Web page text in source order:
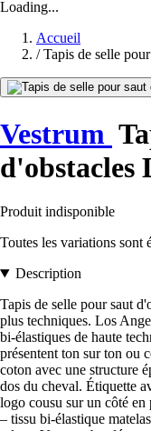
Loading...
Accueil
/ Tapis de selle
Vestrum
d'obstacles
Produit indisponible
Toutes les variations sont
Description
Tapis de selle pour saut
plus techniques. Los
bi-élastiques de haute
présentent ton sur ton ou
coton avec une structure
dos du cheval. Étiquette
logo cousu sur un côté
– tissu bi-élastique